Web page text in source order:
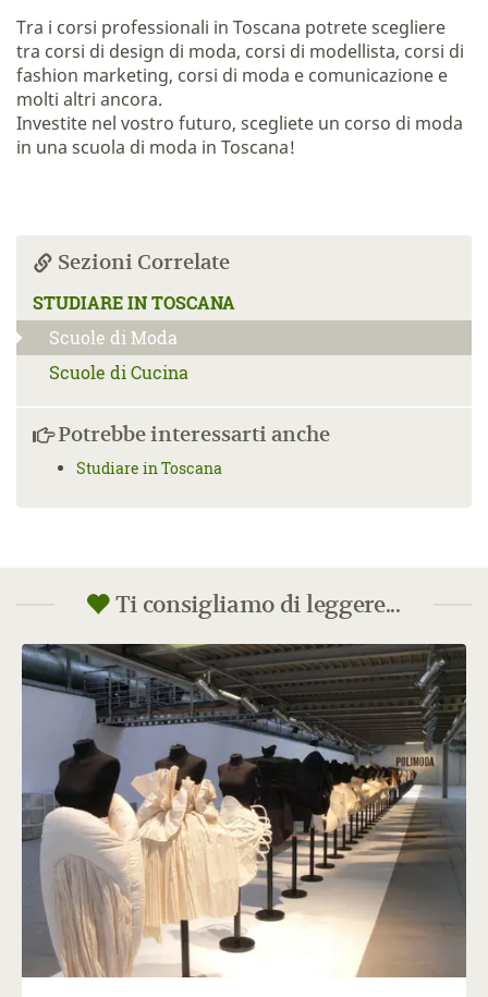
Tra i corsi professionali in Toscana potrete scegliere
tra corsi di design di moda, corsi di modellista, corsi di
fashion marketing, corsi di moda e comunicazione e
molti altri ancora.
Investite nel vostro futuro, scegliete un corso di moda
in una scuola di moda in Toscana!
Sezioni Correlate
STUDIARE IN TOSCANA
Scuole di Moda
Scuole di Cucina
Potrebbe interessarti anche
Studiare in Toscana
Ti consigliamo di leggere...